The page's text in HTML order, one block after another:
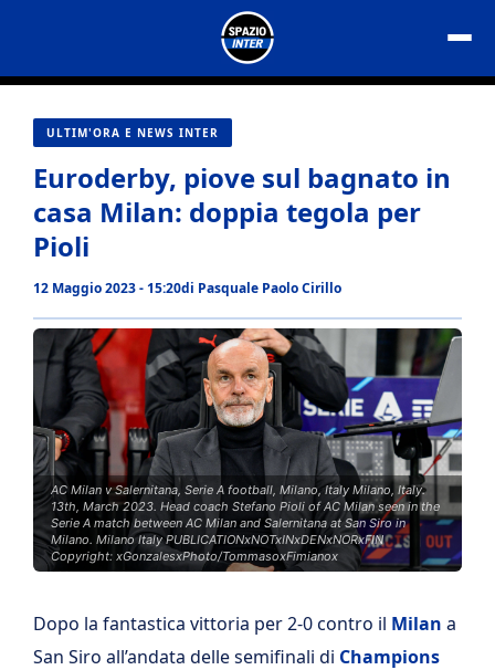
contenuto
ULTIM'ORA E NEWS INTER
Euroderby, piove sul bagnato in
casa Milan: doppia tegola per
Pioli
12 Maggio 2023 - 15:20di Pasquale Paolo Cirillo
AC Milan v Salernitana, Serie A football, Milano, Italy Milano, Italy.
13th, March 2023. Head coach Stefano Pioli of AC Milan seen in the
Serie A match between AC Milan and Salernitana at San Siro in
Milano. Milano Italy PUBLICATIONxNOTxINxDENxNORxFIN
Copyright: xGonzalesxPhoto/TommasoxFimianox
Dopo la fantastica vittoria per 2-0 contro il Milan a
San Siro all’andata delle semifinali di Champions